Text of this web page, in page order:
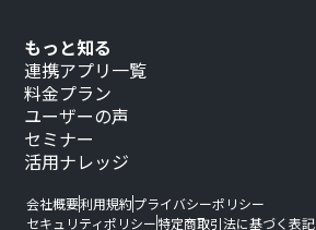
もっと知る
連携アプリ一覧
料金プラン
ユーザーの声
セミナー
活用ナレッジ
会社概要利用規約プライバシーポリシー
セキュリティポリシー特定商取引法に基づく表記